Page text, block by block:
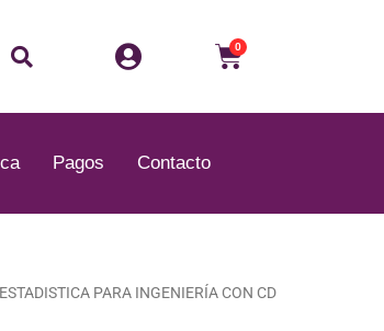
Buscar 0
Carrito
Pagos Contacto
PARA INGENIERÍA CON CD